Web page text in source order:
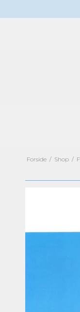
Forside / Shop /